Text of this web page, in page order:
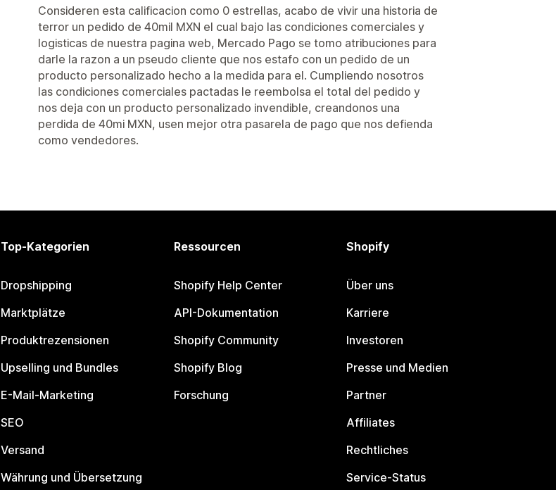
Consideren esta calificacion como 0 estrellas, acabo de vivir una historia de
terror un pedido de 40mil MXN el cual bajo las condiciones comerciales y
logisticas de nuestra pagina web, Mercado Pago se tomo atribuciones para
darle la razon a un pseudo cliente que nos estafo con un pedido de un
producto personalizado hecho a la medida para el. Cumpliendo nosotros
las condiciones comerciales pactadas le reembolsa el total del pedido y
nos deja con un producto personalizado invendible, creandonos una
perdida de 40mi MXN, usen mejor otra pasarela de pago que nos defienda
como vendedores.
Top-Kategorien
Dropshipping
Marktplätze
Produktrezensionen
Upselling und Bundles
E-Mail-Marketing
SEO
Versand
Währung und Übersetzung
Ressourcen
Shopify Help Center
API-Dokumentation
Shopify Community
Shopify Blog
Forschung
Shopify
Über uns
Karriere
Investoren
Presse und Medien
Partner
Affiliates
Rechtliches
Service-Status